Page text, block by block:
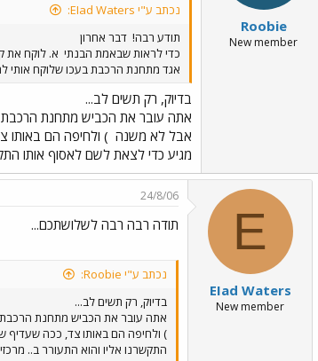
Roobie
New member
נכתב ע"י EIad Waters:
תודע רבה! דבר אחרון
כדי לראות שבאמת הבנתי
אגד מתחנת הרכבת בעכו שלוקח אותי
בדיוק, רק תשים לב...
אבל לא משנה ) ולחיפה הם באותו
מגיע כדי לצאת לשם לאסוף אותו
E
EIad Waters
New member
24/8/06
תודה רבה רבה לשלושתכם...
נכתב ע"י Roobie:
בדיוק, רק תשים לב...
אתה עובר את הכביש מתחנת הרכבת בעכו לצד
) ולחיפה הם באותו צד, ככה שעדיף
התקשרנו אליו והוא התעורר ב..